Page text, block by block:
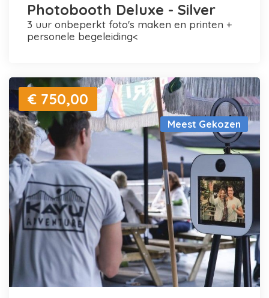
Photobooth Deluxe - Silver
3 uur onbeperkt foto's maken en printen +
personele begeleiding<
Meest Gekozen
€ 750,00